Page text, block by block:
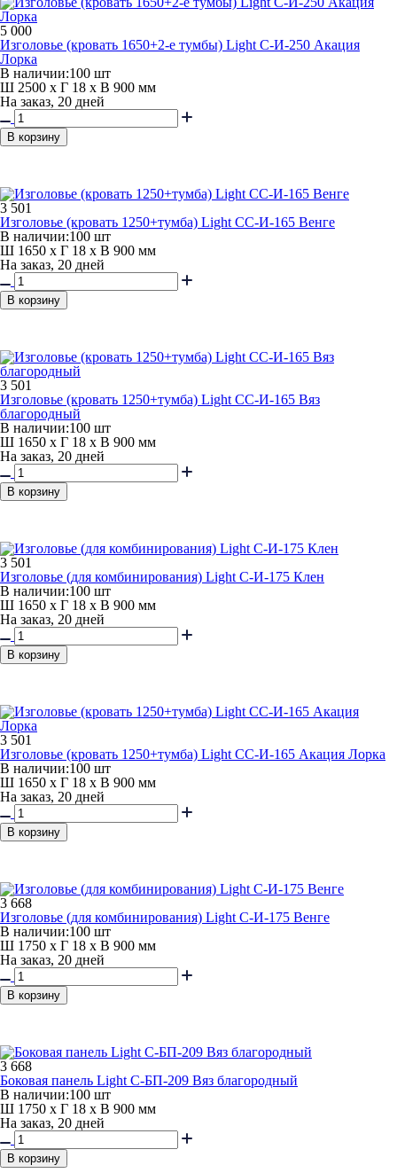
5 000
Изголовье (кровать 1650+2-е тумбы) Light С-И-250 Акация
Лорка
В наличии:100 шт
Ш 2500 x Г 18 x В 900 мм
На заказ, 20 дней
В корзину
3 501
Изголовье (кровать 1250+тумба) Light СС-И-165 Венге
В наличии:100 шт
Ш 1650 x Г 18 x В 900 мм
На заказ, 20 дней
В корзину
3 501
Изголовье (кровать 1250+тумба) Light СС-И-165 Вяз
благородный
В наличии:100 шт
Ш 1650 x Г 18 x В 900 мм
На заказ, 20 дней
В корзину
3 501
Изголовье (для комбинирования) Light С-И-175 Клен
В наличии:100 шт
Ш 1650 x Г 18 x В 900 мм
На заказ, 20 дней
В корзину
3 501
Изголовье (кровать 1250+тумба) Light СС-И-165 Акация Лорка
В наличии:100 шт
Ш 1650 x Г 18 x В 900 мм
На заказ, 20 дней
В корзину
3 668
Изголовье (для комбинирования) Light С-И-175 Венге
В наличии:100 шт
Ш 1750 x Г 18 x В 900 мм
На заказ, 20 дней
В корзину
3 668
Боковая панель Light С-БП-209 Вяз благородный
В наличии:100 шт
Ш 1750 x Г 18 x В 900 мм
На заказ, 20 дней
В корзину